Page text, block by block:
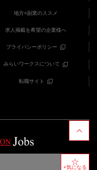
+気になる
地方×副業のススメ
求人掲載を希望の企業様へ
プライバシーポリシー
みらいワークスについて
転職サイト